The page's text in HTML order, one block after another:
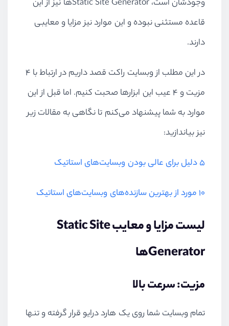
وجودشان است، Static Site Generatorها نیز از این
قاعده مستثنی نبوده و این موارد نیز مزایا و معایبی
دارند.
در این مطلب از وبسایت راکت قصد داریم در ارتباط با ۴
مزیت و ۴ عیب این ابزارها صحبت کنیم. اما قبل از این
موارد به شما پیشنهاد می‌کنم تا نگاهی به مقالات زیر
نیز بیاندازید:
۵ دلیل برای عالی بودن وبسایت‌های استاتیک
۱۰ مورد از بهترین سازنده‌های وبسایت‌های استاتیک
لیست مزایا و معایب Static Site
Generatorها
مزیت: سرعت بالا
تمام وبسایت شما روی یک هارد درایو قرار گرفته و تنها